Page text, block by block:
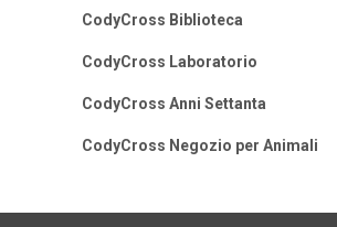
CodyCross Biblioteca
CodyCross Laboratorio
CodyCross Anni Settanta
CodyCross Negozio per Animali